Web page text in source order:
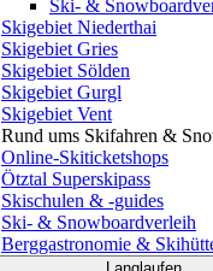
Ski- &
Skigebiet Niederthai
Skigebiet Gries
Skigebiet Sölden
Skigebiet Gurgl
Skigebiet Vent
Rund ums Skifahren &
Online-Skiticketshops
Ötztal Superskipass
Skischulen & -guides
Ski- & Snowboardverleih
Berggastronomie &